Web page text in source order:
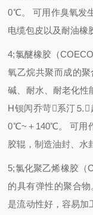
0℃。 可用作臭氧发
电缆包皮以及耐油橡
4;氯醚橡胶（
氧乙烷共聚而成的
碱、耐水、耐老化
H钡闶乔苛系汀⒌
0℃~＋140℃。 可用
胶辊，制造油封、水
5;氯化聚乙烯橡胶（
的具有弹性的聚合
是流动性好，容易加